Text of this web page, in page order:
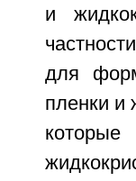
и
для
пленки и